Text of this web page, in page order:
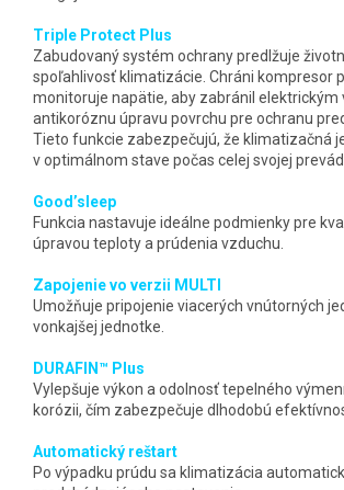
Triple Protect Plus
Zabudovaný systém ochrany predlžuje
spoľahlivosť klimatizácie. Chráni kompresor
monitoruje napätie, aby zabránil elektrickým
antikoróznu úpravu povrchu pre ochranu
Tieto funkcie zabezpečujú, že klimatizačná
v optimálnom stave počas celej svojej
Good’sleep
Funkcia nastavuje ideálne podmienky pre
úpravou teploty a prúdenia vzduchu.
Zapojenie vo verzii MULTI
Umožňuje pripojenie viacerých vnútorných
vonkajšej jednotke.
DURAFIN™ Plus
Vylepšuje výkon a odolnosť tepelného
korózii, čím zabezpečuje dlhodobú
Automatický reštart
Po výpadku prúdu sa klimatizácia